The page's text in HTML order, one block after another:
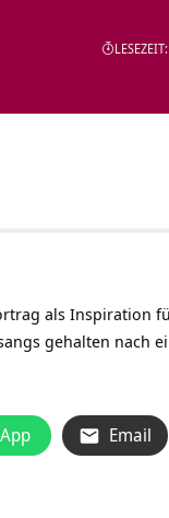
als Inspiration
gehalten nach
Email